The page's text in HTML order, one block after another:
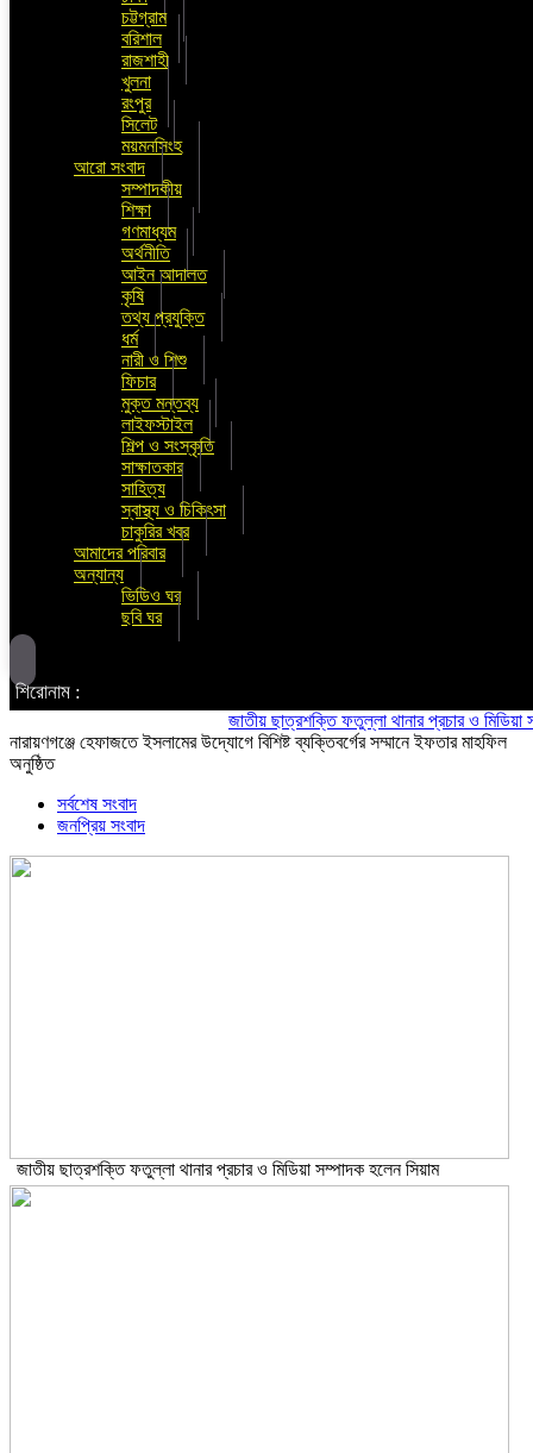
চট্টগ্রাম
বরিশাল
রাজশাহী
খুলনা
রংপুর
সিলেট
ময়মনসিংহ
আরো সংবাদ
সম্পাদকীয়
শিক্ষা
গণমাধ্যম
অর্থনীতি
আইন আদালত
কৃষি
তথ্য প্রযুক্তি
ধর্ম
নারী ও শিশু
ফিচার
মুক্ত মন্তব্য
লাইফস্টাইল
শিল্প ও সংস্কৃতি
সাক্ষাতকার
সাহিত্য
স্বাস্থ্য ও চিকিৎসা
চাকুরির খবর
আমাদের পরিবার
অন্যান্য
ভিডিও ঘর
ছবি ঘর
শিরোনাম :
জাতীয় ছাত্রশক্তি ফতুল্লা থানার প্রচার ও মিডিয়া সম্পাদক
নারায়ণগঞ্জে হেফাজতে ইসলামের উদ্যোগে বিশিষ্ট ব্যক্তিবর্গের সম্মানে ইফতার মাহফিল
অনুষ্ঠিত
সর্বশেষ সংবাদ
জনপ্রিয় সংবাদ
জাতীয় ছাত্রশক্তি ফতুল্লা থানার প্রচার ও মিডিয়া সম্পাদক হলেন সিয়াম